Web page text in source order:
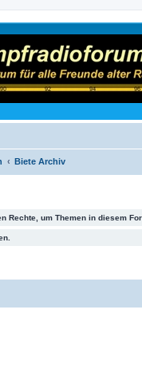
Biete Archiv
Rechte, um Themen in diesem